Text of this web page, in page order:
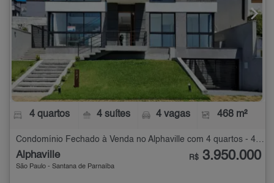
4 quartos 4 suítes 4 vagas 468 m²
Condomínio Fechado à Venda no Alphaville com 4 quartos - 468 m²
Alphaville
São Paulo - Santana de Parnaíba
R$ 3.950.000